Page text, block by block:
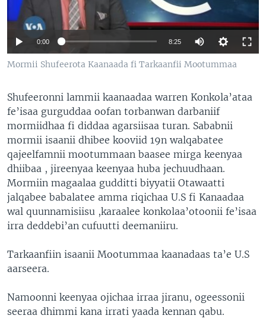
0:00 8:25
Mormii Shufeerota Kaanaada fi Tarkaanfii Mootummaa
Shufeeronni lammii kaanaadaa warren Konkola’ataa
fe’isaa gurguddaa oofan torbanwan darbaniif
mormiidhaa fi diddaa agarsiisaa turan. Sababnii
mormii isaanii dhibee kooviid 19n walqabatee
qajeelfamnii mootummaan baasee mirga keenyaa
dhiibaa , jireenyaa keenyaa huba jechuudhaan.
Mormiin magaalaa gudditti biyyatii Otawaatti
jalqabee babalatee amma riqichaa U.S fi Kanaadaa
wal quunnamisiisu ,karaalee konkolaa’otoonii fe’isaa
irra deddebi’an cufuutti deemaniiru.
Tarkaanfiin isaanii Mootummaa kaanadaas ta’e U.S
aarseera.
Namoonni keenyaa ojichaa irraa jiranu, ogeessonii
seeraa dhimmi kana irrati yaada kennan qabu.